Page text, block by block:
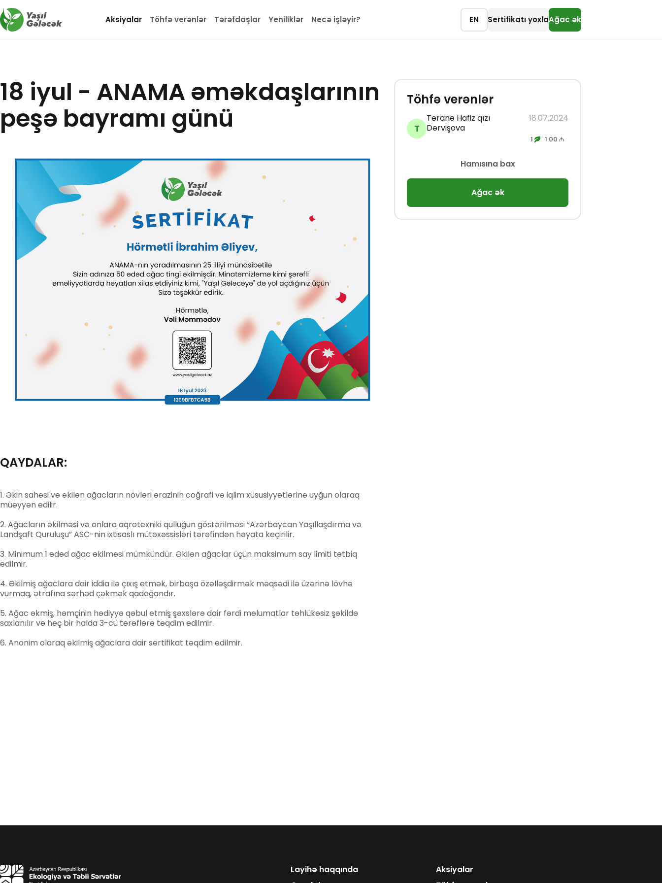
Aksiyalar Töhfə verənlər Tərəfdaşlar Yeniliklər Necə işləyir? EN Sertifikatı yoxlaAğac ək
18 iyul - ANAMA əməkdaşlarının
peşə bayramı günü
QAYDALAR:
Əkin sahəsi və əkilən ağacların növləri ərazinin coğrafi və iqlim xüsusiyyətlərinə uyğun olaraq
müəyyən edilir.
Ağacların əkilməsi və onlara aqrotexniki qulluğun göstərilməsi “Azərbaycan Yaşıllaşdırma və
Landşaft Quruluşu” ASC-nin ixtisaslı mütəxəssisləri tərəfindən həyata keçirilir.
Minimum 1 ədəd ağac əkilməsi mümkündür. Əkilən ağaclar üçün maksimum say limiti tətbiq
edilmir.
Əkilmiş ağaclara dair iddia ilə çıxış etmək, birbaşa özəlləşdirmək məqsədi ilə üzərinə lövhə
vurmaq, ətrafına sərhəd çəkmək qadağandır.
Ağac əkmiş, həmçinin hədiyyə qəbul etmiş şəxslərə dair fərdi məlumatlar təhlükəsiz şəkildə
saxlanılır və heç bir halda 3-cü tərəflərə təqdim edilmir.
Anonim olaraq əkilmiş ağaclara dair sertifikat təqdim edilmir.
Töhfə verənlər
T
Təranə Hafiz qızı
Dərvişova
18.07.2024
1 1.00 ₼
Hamısına bax
Ağac ək
Layihə haqqında
Aksiyalar